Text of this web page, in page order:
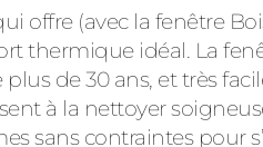
offre (avec la fenêtre
thermique idéal. La
de 30 ans, et très
à la nettoyer
sans contraintes pour